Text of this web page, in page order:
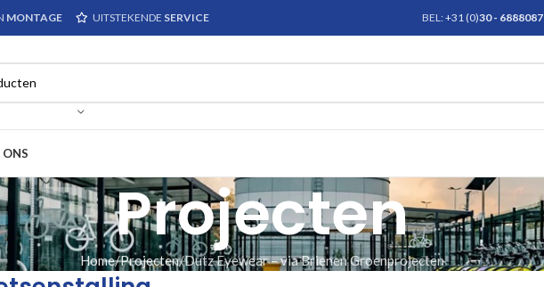
MONTAGE UITSTEKENDE SERVICE BEL:+31 (0)30 - 6888087
ONS
Projecten
Home Projecten Dutz Eyewear – via Brienen Groenprojecten